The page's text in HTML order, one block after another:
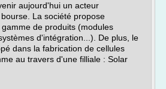
aujourd'hui un acteur
La société propose
de produits (modules
d'intégration...). De plus, le
dans la fabrication de cellules
au travers d'une filliale : Solar